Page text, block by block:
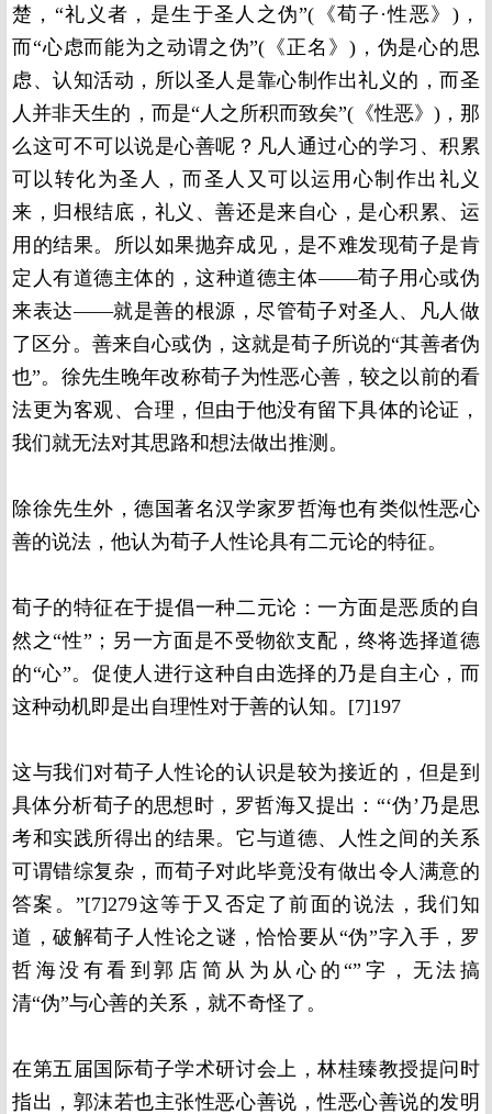
楚，“礼义者，是生于圣人之伪”(《荀子·性恶》)，
而“心虑而能为之动谓之伪”(《正名》)，伪是心的思
虑、认知活动，所以圣人是靠心制作出礼义的，而圣
人并非天生的，而是“人之所积而致矣”(《性恶》)，那
么这可不可以说是心善呢？凡人通过心的学习、积累
可以转化为圣人，而圣人又可以运用心制作出礼义
来，归根结底，礼义、善还是来自心，是心积累、运
用的结果。所以如果抛弃成见，是不难发现荀子是肯
定人有道德主体的，这种道德主体——荀子用心或伪
来表达——就是善的根源，尽管荀子对圣人、凡人做
了区分。善来自心或伪，这就是荀子所说的“其善者伪
也”。徐先生晚年改称荀子为性恶心善，较之以前的看
法更为客观、合理，但由于他没有留下具体的论证，
我们就无法对其思路和想法做出推测。
除徐先生外，德国著名汉学家罗哲海也有类似性恶心
善的说法，他认为荀子人性论具有二元论的特征。
荀子的特征在于提倡一种二元论：一方面是恶质的自
然之“性”；另一方面是不受物欲支配，终将选择道德
的“心”。促使人进行这种自由选择的乃是自主心，而
这种动机即是出自理性对于善的认知。[7]197
这与我们对荀子人性论的认识是较为接近的，但是到
具体分析荀子的思想时，罗哲海又提出：“‘伪’乃是思
考和实践所得出的结果。它与道德、人性之间的关系
可谓错综复杂，而荀子对此毕竟没有做出令人满意的
答案。”[7]279这等于又否定了前面的说法，我们知
道，破解荀子人性论之谜，恰恰要从“伪”字入手，罗
哲海没有看到郭店简从为从心的“”字，无法搞
清“伪”与心善的关系，就不奇怪了。
在第五届国际荀子学术研讨会上，林桂臻教授提问时
指出，郭沫若也主张性恶心善说，性恶心善说的发明